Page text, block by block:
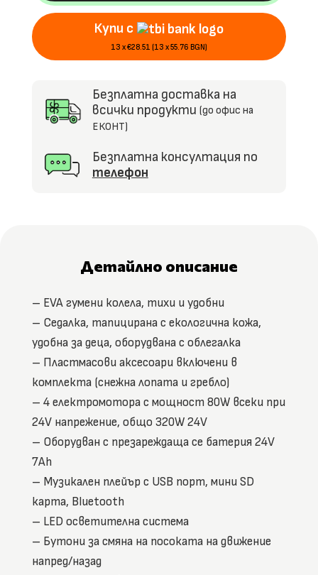
12V/4.5Ah,
R/C
2.4
Купи с
13 x €28.51 (13 x 55.76 BGN)
Безплатна доставка на
всички продукти (до офис на
ЕКОНТ)
Безплатна консултация по
телефон
Детайлно описание
– EVA гумени колела, тихи и удобни
– Седалка, тапицирана с екологична кожа,
удобна за деца, оборудвана с облегалка
– Пластмасови аксесоари включени в
комплекта (снежна лопата и гребло)
– 4 електромотора с мощност 80W всеки при
24V напрежение, общо 320W 24V
– Оборудван с презареждаща се батерия 24V
7Ah
– Музикален плейър с USB порт, мини SD
карта, Bluetooth
– LED осветителна система
– Бутони за смяна на посоката на движение
напред/назад